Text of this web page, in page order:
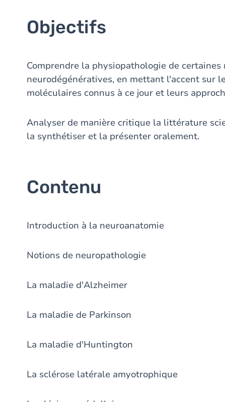
Objectifs
Comprendre la physiopathologie de
neurodégénératives, en mettant l'accent sur
moléculaires connus à ce jour et leurs
Analyser de manière critique la littérature
la synthétiser et la présenter oralement.
Contenu
Introduction à la neuroanatomie
Notions de neuropathologie
La maladie d'Alzheimer
La maladie de Parkinson
La maladie d'Huntington
La sclérose latérale amyotrophique